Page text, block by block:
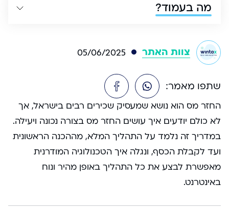
מה בעמוד?
צוות האתר 05/06/2025
שתפו מאמר:
החזר מס הוא נושא שמעסיק שכירים רבים בישראל, אך
לא כולם יודעים איך עושים החזר מס בצורה נכונה ויעילה.
במדריך זה נלמד על התהליך המלא, מההכנה הראשונית
ועד לקבלת הכסף, ונגלה איך הטכנולוגיה המודרנית
מאפשרת לבצע את כל התהליך באופן מהיר ונוח
באינטרנט.